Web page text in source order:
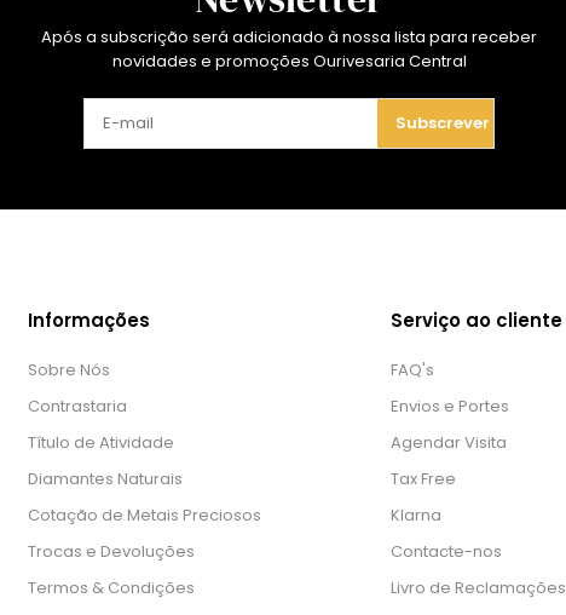
Após a subscrição será adicionado à nossa lista para receber
novidades e promoções Ourivesaria Central
Subscrever
Informações
Sobre Nós
Contrastaria
Título de Atividade
Diamantes Naturais
Cotação de Metais Preciosos
Trocas e Devoluções
Termos & Condições
Serviço ao cliente
FAQ's
Envios e Portes
Agendar Visita
Tax Free
Klarna
Contacte-nos
Livro de Reclamações